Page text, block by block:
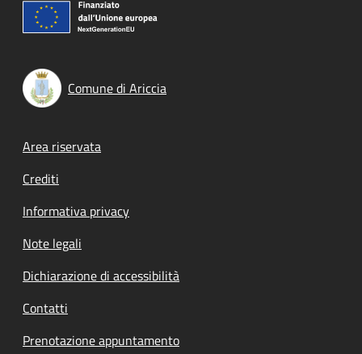
Comune di Ariccia
Footer menu
Area riservata
Crediti
Informativa privacy
Note legali
Dichiarazione di accessibilità
Contatti
Prenotazione appuntamento